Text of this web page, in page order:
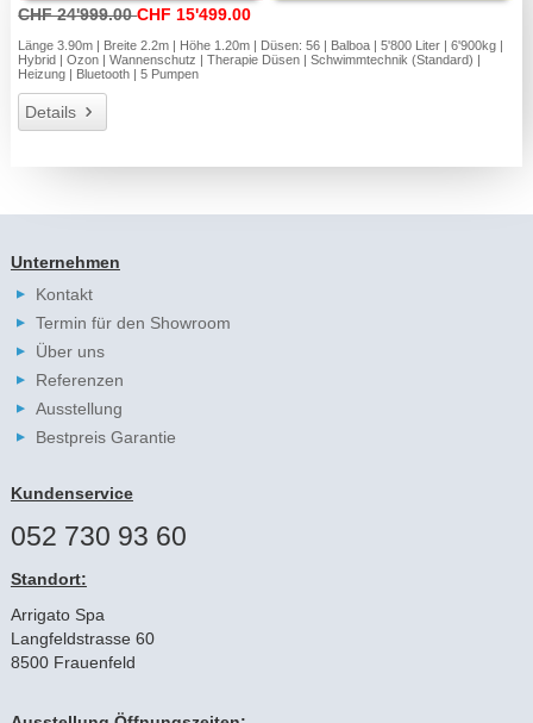
CHF 24'999.00CHF 15'499.00
Länge 3.90m | Breite 2.2m | Höhe 1.20m | Düsen: 56 | Balboa | 5'800 Liter | 6'900kg |
Hybrid | Ozon | Wannenschutz | Therapie Düsen | Schwimmtechnik (Standard) |
Heizung | Bluetooth | 5 Pumpen
Details
Unternehmen
Kontakt
Termin für den Showroom
Über uns
Referenzen
Ausstellung
Bestpreis Garantie
Kundenservice
052 730 93 60
Standort:
Arrigato Spa
Langfeldstrasse 60
8500 Frauenfeld